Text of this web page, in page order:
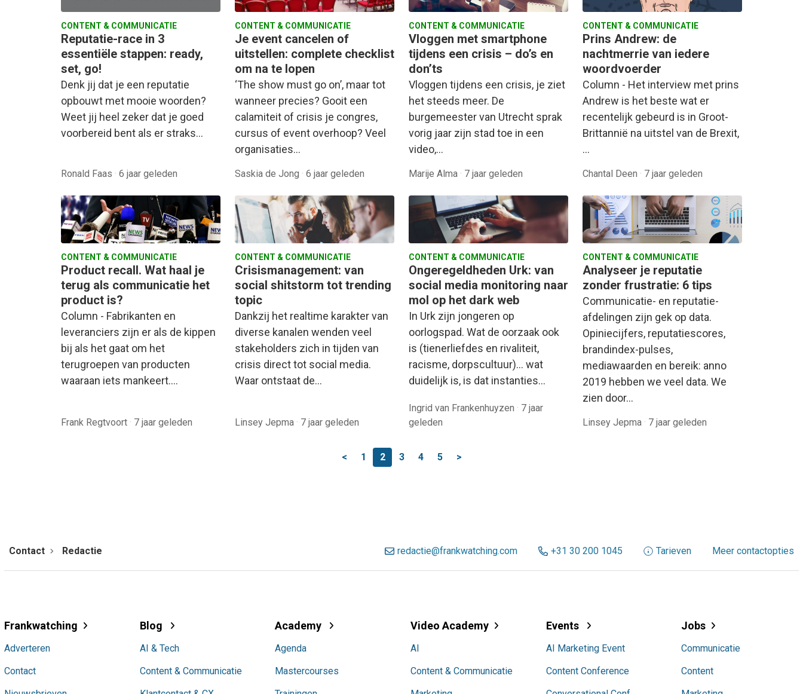
CONTENT & COMMUNICATIE
Reputatie-race in 3
essentiële stappen: ready,
set, go!
Denk jij dat je een reputatie
opbouwt met mooie woorden?
Weet jij heel zeker dat je goed
voorbereid bent als er straks…
Ronald Faas · 6 jaar geleden
CONTENT & COMMUNICATIE
Je event cancelen of
uitstellen: complete checklist
om na te lopen
‘The show must go on’, maar tot
wanneer precies? Gooit een
calamiteit of crisis je congres,
cursus of event overhoop? Veel
organisaties…
Saskia de Jong · 6 jaar geleden
CONTENT & COMMUNICATIE
Vloggen met smartphone
tijdens een crisis – do’s en
don’ts
Vloggen tijdens een crisis, je ziet
het steeds meer. De
burgemeester van Utrecht sprak
vorig jaar zijn stad toe in een
video,…
Marije Alma · 7 jaar geleden
CONTENT & COMMUNICATIE
Prins Andrew: de
nachtmerrie van iedere
woordvoerder
Column - Het interview met prins
Andrew is het beste wat er
recentelijk gebeurd is in Groot-
Brittannië na uitstel van de Brexit,
…
Chantal Deen · 7 jaar geleden
CONTENT & COMMUNICATIE
Product recall. Wat haal je
terug als communicatie het
product is?
Column - Fabrikanten en
leveranciers zijn er als de kippen
bij als het gaat om het
terugroepen van producten
waaraan iets mankeert.…
Frank Regtvoort · 7 jaar geleden
CONTENT & COMMUNICATIE
Crisismanagement: van
social shitstorm tot trending
topic
Dankzij het realtime karakter van
diverse kanalen wenden veel
stakeholders zich in tijden van
crisis direct tot social media.
Waar ontstaat de…
Linsey Jepma · 7 jaar geleden
CONTENT & COMMUNICATIE
Ongeregeldheden Urk: van
social media monitoring naar
mol op het dark web
In Urk zijn jongeren op
oorlogspad. Wat de oorzaak ook
is (tienerliefdes en rivaliteit,
racisme, dorpscultuur)... wat
duidelijk is, is dat instanties…
Ingrid van Frankenhuyzen · 7 jaar
geleden
CONTENT & COMMUNICATIE
Analyseer je reputatie
zonder frustratie: 6 tips
Communicatie- en reputatie-
afdelingen zijn gek op data.
Opiniecijfers, reputatiescores,
brandindex-pulses,
mediawaarden en bereik: anno
2019 hebben we veel data. We
zien door…
Linsey Jepma · 7 jaar geleden
< 1 2 3 4 5 >
Contact Redactie redactie@frankwatching.com +31 30 200 1045 Tarieven Meer contactopties
Frankwatching
Adverteren
Contact
Blog
AI & Tech
Content & Communicatie
Academy
Agenda
Mastercourses
Video Academy
AI
Content & Communicatie
Events
AI Marketing Event
Content Conference
Jobs
Communicatie
Content